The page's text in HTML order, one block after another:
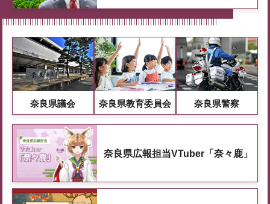
奈良県議会 奈良県教育委員会 奈良県警察
奈良県広報担当VTuber「奈々鹿」